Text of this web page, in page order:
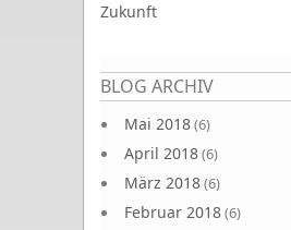
Zukunft
BLOG ARCHIV
Mai 2018(6)
April 2018(6)
März 2018(6)
Februar 2018(6)
Seiten